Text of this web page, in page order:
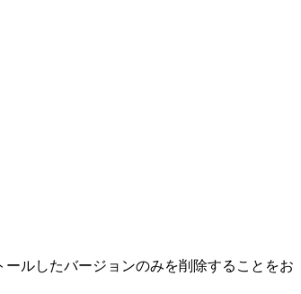
ールしたバージョンのみを削除することをお